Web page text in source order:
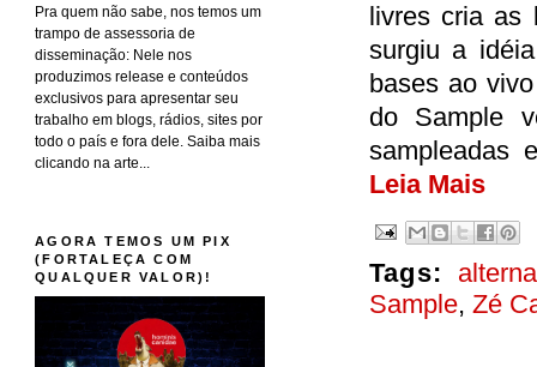
livres cria as
surgiu a
bases ao
do Sample
sampleadas
Leia Mais
Tags:
Sample, Zé
Pra quem não sabe, nos temos um
trampo de assessoria de
disseminação: Nele nos
produzimos release e conteúdos
exclusivos para apresentar seu
trabalho em blogs, rádios, sites por
todo o país e fora dele. Saiba mais
clicando na arte...
AGORA TEMOS UM PIX
(FORTALEÇA COM
QUALQUER VALOR)!